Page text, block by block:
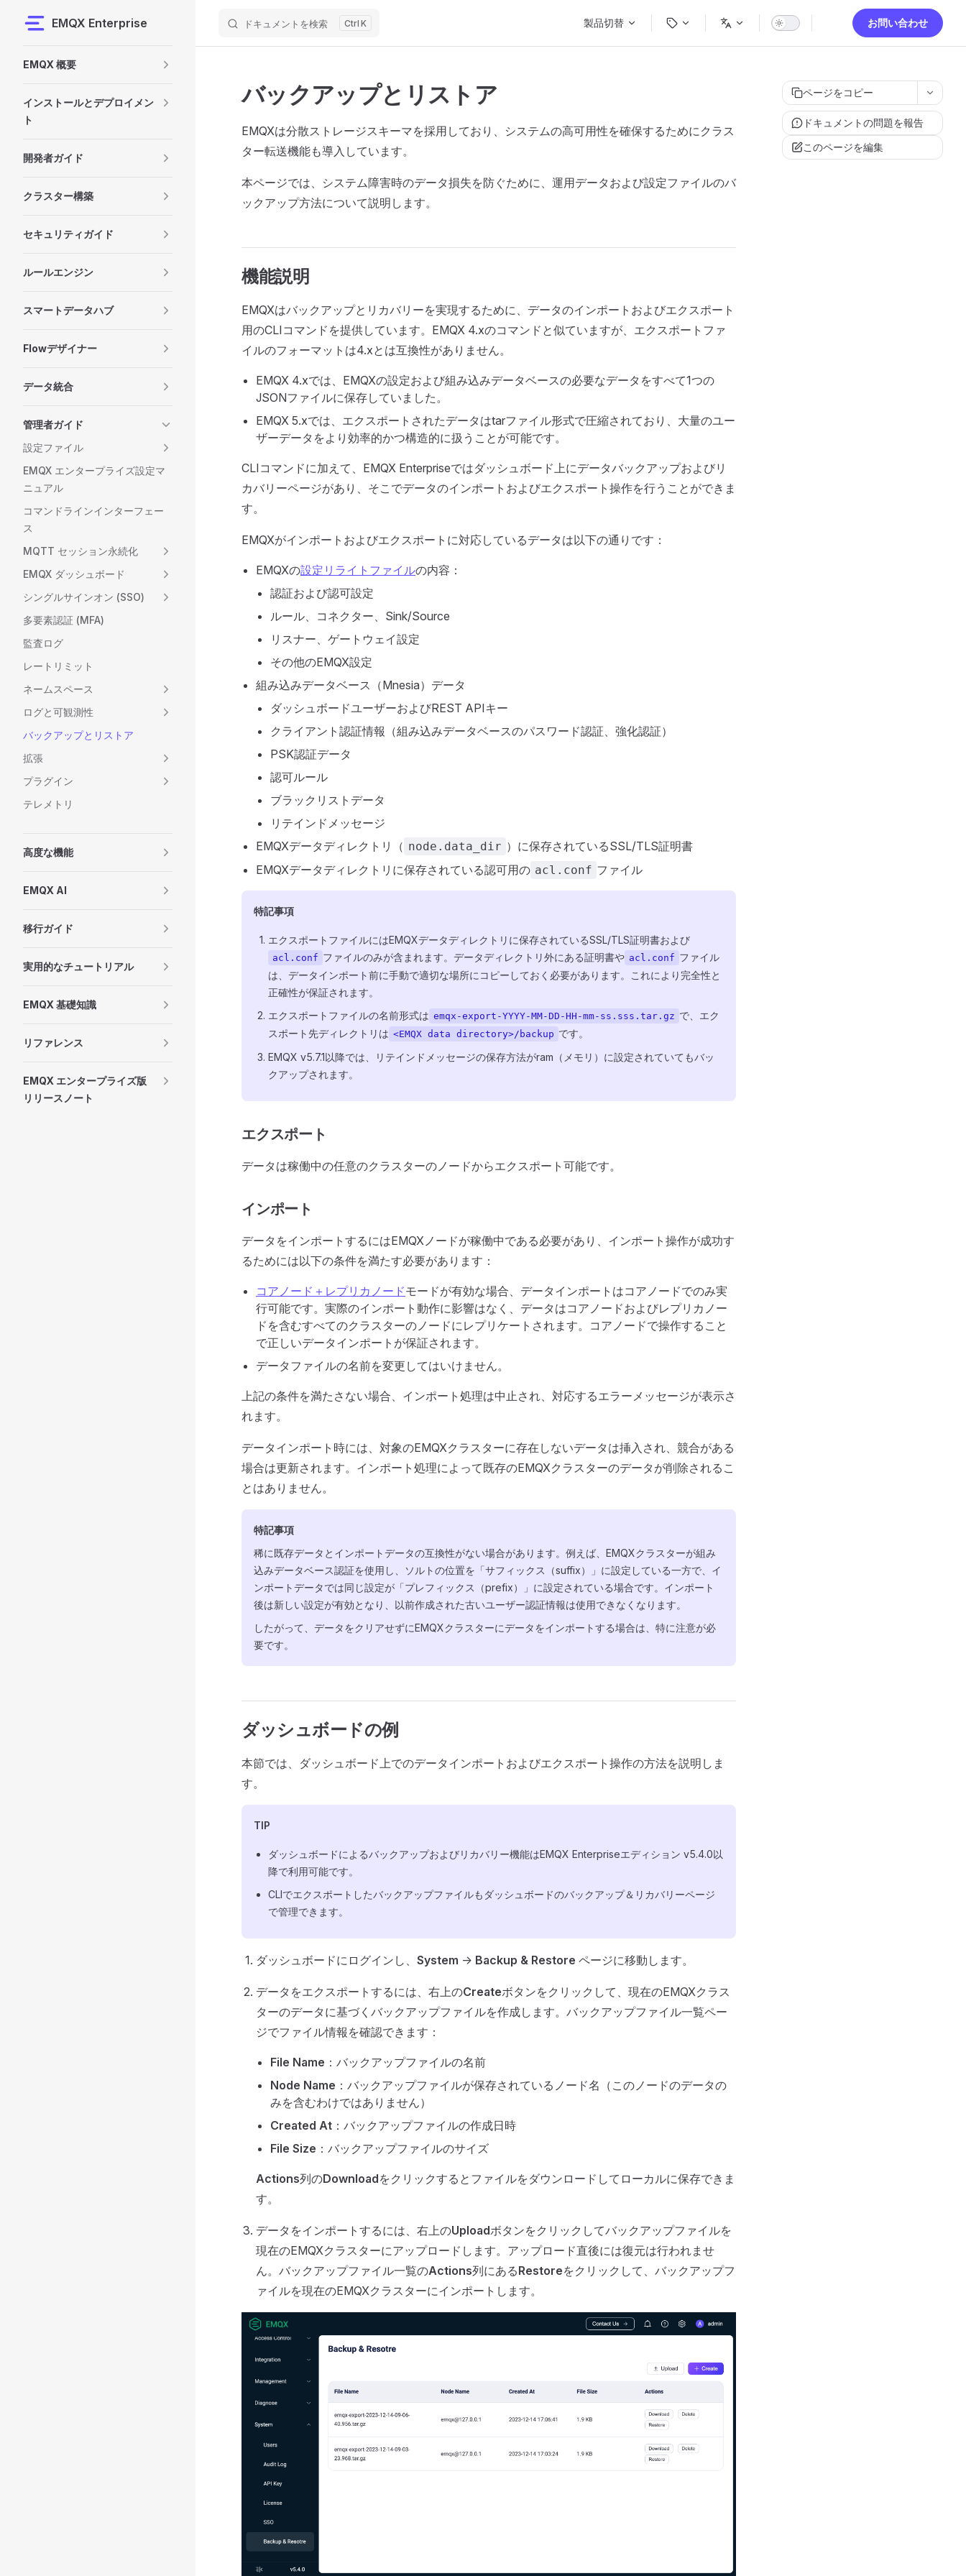
Skip to content
EMQX Enterprise ドキュメントを検索 K 製品切替 お問い合わせ
EMQX 概要
インストールとデプロイメン
ト
開発者ガイド
クラスター構築
セキュリティガイド
ルールエンジン
スマートデータハブ
Flowデザイナー
データ統合
管理者ガイド
設定ファイル
EMQX エンタープライズ設定マ
ニュアル
コマンドラインインターフェー
ス
MQTT セッション永続化
EMQX ダッシュボード
シングルサインオン (SSO)
多要素認証 (MFA)
監査ログ
レートリミット
ネームスペース
ログと可観測性
バックアップとリストア
拡張
プラグイン
テレメトリ
高度な機能
EMQX AI
移行ガイド
実用的なチュートリアル
EMQX 基礎知識
リファレンス
EMQX エンタープライズ版
リリースノート
ページをコピー
ドキュメントの問題を報告
このページを編集
バックアップとリストア
EMQXは分散ストレージスキーマを採用しており、システムの高可用性を確保するためにクラス
ター転送機能も導入しています。
本ページでは、システム障害時のデータ損失を防ぐために、運用データおよび設定ファイルのバ
ックアップ方法について説明します。
機能説明
EMQXはバックアップとリカバリーを実現するために、データのインポートおよびエクスポート
用のCLIコマンドを提供しています。EMQX 4.xのコマンドと似ていますが、エクスポートファ
イルのフォーマットは4.xとは互換性がありません。
EMQX 4.xでは、EMQXの設定および組み込みデータベースの必要なデータをすべて1つの
JSONファイルに保存していました。
EMQX 5.xでは、エクスポートされたデータはtarファイル形式で圧縮されており、大量のユー
ザーデータをより効率的かつ構造的に扱うことが可能です。
CLIコマンドに加えて、EMQX Enterpriseではダッシュボード上にデータバックアップおよびリ
カバリーページがあり、そこでデータのインポートおよびエクスポート操作を行うことができま
す。
EMQXがインポートおよびエクスポートに対応しているデータは以下の通りです：
EMQXの設定リライトファイルの内容：
認証および認可設定
ルール、コネクター、Sink/Source
リスナー、ゲートウェイ設定
その他のEMQX設定
組み込みデータベース（Mnesia）データ
ダッシュボードユーザーおよびREST APIキー
クライアント認証情報（組み込みデータベースのパスワード認証、強化認証）
PSK認証データ
認可ルール
ブラックリストデータ
リテインドメッセージ
EMQXデータディレクトリ（ node.data_dir ）に保存されているSSL/TLS証明書
EMQXデータディレクトリに保存されている認可用の acl.conf ファイル
特記事項
エクスポートファイルにはEMQXデータディレクトリに保存されているSSL/TLS証明書および
acl.conf ファイルのみが含まれます。データディレクトリ外にある証明書や acl.conf ファイル
は、データインポート前に手動で適切な場所にコピーしておく必要があります。これにより完全性と
正確性が保証されます。
エクスポートファイルの名前形式は emqx-export-YYYY-MM-DD-HH-mm-ss.sss.tar.gz で、エク
スポート先ディレクトリは <EMQX data directory>/backup です。
EMQX v5.7.1以降では、リテインドメッセージの保存方法がram（メモリ）に設定されていてもバッ
クアップされます。
エクスポート
データは稼働中の任意のクラスターのノードからエクスポート可能です。
インポート
データをインポートするにはEMQXノードが稼働中である必要があり、インポート操作が成功す
るためには以下の条件を満たす必要があります：
コアノード＋レプリカノードモードが有効な場合、データインポートはコアノードでのみ実
行可能です。実際のインポート動作に影響はなく、データはコアノードおよびレプリカノー
ドを含むすべてのクラスターのノードにレプリケートされます。コアノードで操作すること
で正しいデータインポートが保証されます。
データファイルの名前を変更してはいけません。
上記の条件を満たさない場合、インポート処理は中止され、対応するエラーメッセージが表示さ
れます。
データインポート時には、対象のEMQXクラスターに存在しないデータは挿入され、競合がある
場合は更新されます。インポート処理によって既存のEMQXクラスターのデータが削除されるこ
とはありません。
特記事項
稀に既存データとインポートデータの互換性がない場合があります。例えば、EMQXクラスターが組み
込みデータベース認証を使用し、ソルトの位置を「サフィックス（suffix）」に設定している一方で、イ
ンポートデータでは同じ設定が「プレフィックス（prefix）」に設定されている場合です。インポート
後は新しい設定が有効となり、以前作成された古いユーザー認証情報は使用できなくなります。
したがって、データをクリアせずにEMQXクラスターにデータをインポートする場合は、特に注意が必
要です。
ダッシュボードの例
本節では、ダッシュボード上でのデータインポートおよびエクスポート操作の方法を説明しま
す。
TIP
ダッシュボードによるバックアップおよびリカバリー機能はEMQX Enterpriseエディション v5.4.0以
降で利用可能です。
CLIでエクスポートしたバックアップファイルもダッシュボードのバックアップ＆リカバリーページ
で管理できます。
ダッシュボードにログインし、 System -> Backup & Restore ページに移動します。
データをエクスポートするには、右上のCreateボタンをクリックして、現在のEMQXクラス
ターのデータに基づくバックアップファイルを作成します。バックアップファイル一覧ペー
ジでファイル情報を確認できます：
File Name ：バックアップファイルの名前
Node Name ：バックアップファイルが保存されているノード名（このノードのデータの
みを含むわけではありません）
Created At ：バックアップファイルの作成日時
File Size ：バックアップファイルのサイズ
Actions列のDownloadをクリックするとファイルをダウンロードしてローカルに保存できま
す。
データをインポートするには、右上のUploadボタンをクリックしてバックアップファイルを
現在のEMQXクラスターにアップロードします。アップロード直後には復元は行われませ
ん。バックアップファイル一覧のActions列にあるRestoreをクリックして、バックアップフ
ァイルを現在のEMQXクラスターにインポートします。